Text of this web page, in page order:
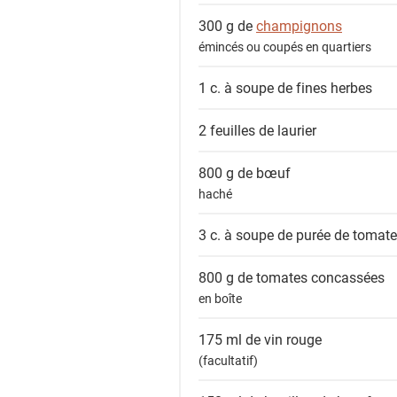
300 g dechampignons
émincés ou coupés en quartiers
1 c. à soupe defines herbes
2 feuilles de laurier
800 g de bœuf
haché
3 c. à soupe de purée de
800 g detomates concassées
en boîte
175 ml devin rouge
(facultatif)